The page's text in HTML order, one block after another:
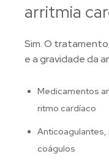
arritmia
Sim. O
e a gravidade da
Medicamentos
ritmo cardíaco
Anticoagulantes,
coágulos